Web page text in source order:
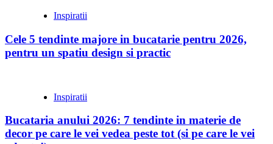
Inspiratii
Cele 5 tendinte majore in bucatarie pentru 2026,
pentru un spatiu design si practic
Inspiratii
Bucataria anului 2026: 7 tendinte in materie de
decor pe care le vei vedea peste tot (si pe care le vei